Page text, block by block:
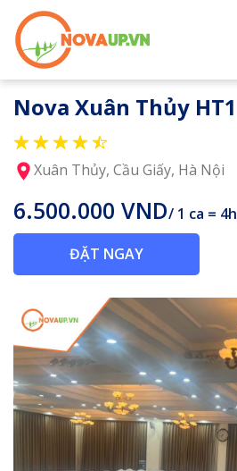
Nova Xuân Thủy HT1
Xuân Thủy, Cầu Giấy, Hà Nội
6.500.000 VND/ 1 ca = 4h
ĐẶT NGAY